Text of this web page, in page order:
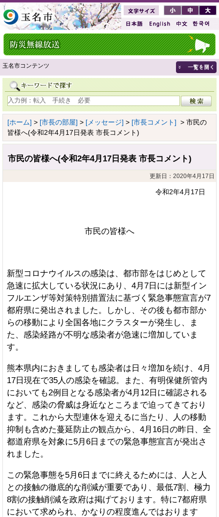
玉名市コンテンツ
[ホーム] > [市長の部屋] > [メッセージ] > [市長コメント] > 市民の
皆様へ(令和2年4月17日発表 市長コメント)
市民の皆様へ(令和2年4月17日発表 市長コメント)
更新日：2020年4月17日
令和2年4月17日
市民の皆様へ
新型コロナウイルスの感染は、都市部をはじめとして
急速に拡大している状況にあり、4月7日には新型イン
フルエンザ等対策特別措置法に基づく緊急事態宣言が7
都府県に発出されました。しかし、その後も都市部か
らの移動により全国各地にクラスターが発生し、ま
た、感染経路が不明な感染者が急速に増加していま
す。
熊本県内におきましても感染者は日々増加を続け、4月
17日現在で35人の感染を確認。また、有明保健所管内
においても2例目となる感染者が4月12日に確認される
など、感染の脅威は身近なところまで迫ってきており
ます。これから大型連休を迎えるに当たり、人の移動
抑制も含めた蔓延防止の観点から、4月16日の昨日、全
都道府県を対象に5月6日までの緊急事態宣言が発出さ
れました。
この緊急事態を5月6日までに終えるためには、人と人
との接触の徹底的な削減が重要であり、最低7割、極力
8割の接触削減を政府は掲げております。特に7都府県
において求められ、かなりの程度進んではおります